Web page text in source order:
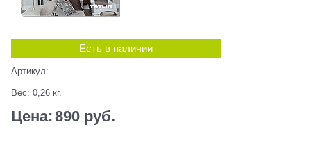
Есть в наличии
Артикул:
Вес: 0,26 кг.
Цена:890 руб.